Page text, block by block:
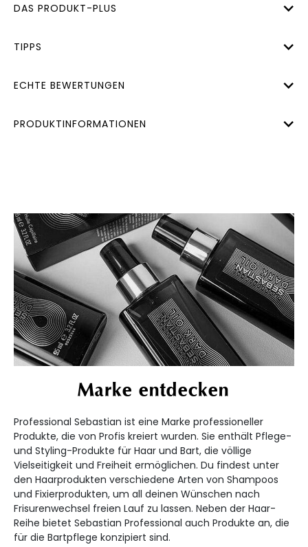
DAS PRODUKT-PLUS
TIPPS
ECHTE BEWERTUNGEN
PRODUKTINFORMATIONEN
Marke entdecken
Professional Sebastian ist eine Marke professioneller
Produkte, die von Profis kreiert wurden. Sie enthält Pflege-
und Styling-Produkte für Haar und Bart, die völlige
Vielseitigkeit und Freiheit ermöglichen. Du findest unter
den Haarprodukten verschiedene Arten von Shampoos
und Fixierprodukten, um all deinen Wünschen nach
Frisurenwechsel freien Lauf zu lassen. Neben der Haar-
Reihe bietet Sebastian Professional auch Produkte an, die
für die Bartpflege konzipiert sind.